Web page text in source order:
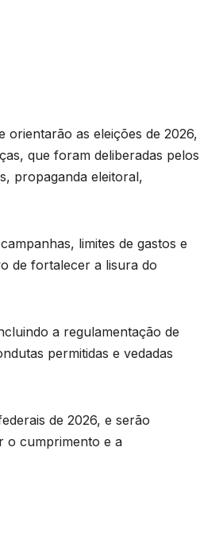
as eleições de 2026,
que foram deliberadas pelos
propaganda eleitoral,
limites de gastos e
de fortalecer a lisura do
a regulamentação de
permitidas e vedadas
de 2026, e serão
o cumprimento e a